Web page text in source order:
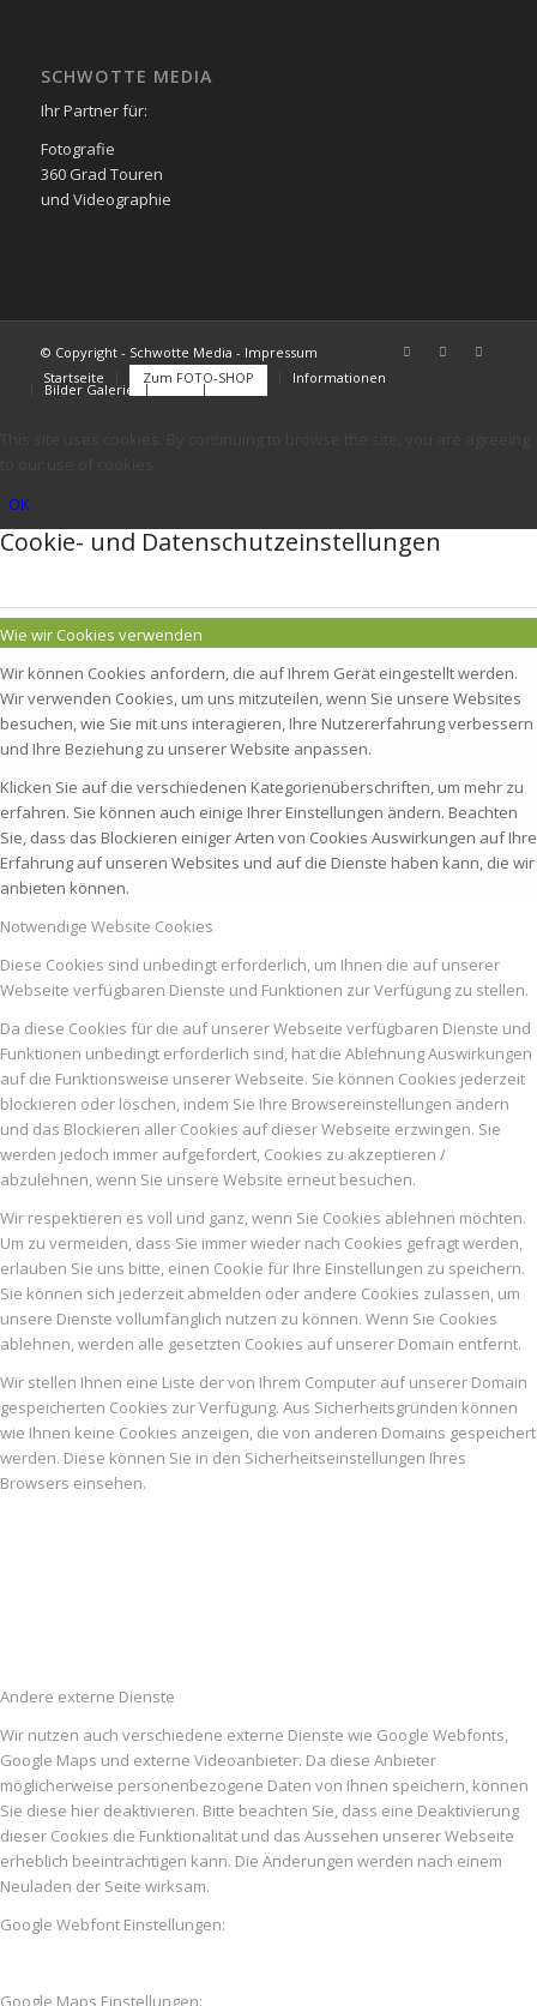
SCHWOTTE MEDIA
Ihr Partner für:
Fotografie
360 Grad Touren
und Videographie
© Copyright - Schwotte Media - Impressum
Startseite
Zum FOTO-SHOP Informationen
Bilder Galerie
OK
Cookie- und Datenschutzeinstellungen
Wie wir Cookies verwenden
Wir können Cookies anfordern, die auf Ihrem Gerät eingestellt werden.
Wir verwenden Cookies, um uns mitzuteilen, wenn Sie unsere Websites
besuchen, wie Sie mit uns interagieren, Ihre Nutzererfahrung verbessern
und Ihre Beziehung zu unserer Website anpassen.
Klicken Sie auf die verschiedenen Kategorienüberschriften, um mehr zu
erfahren. Sie können auch einige Ihrer Einstellungen ändern. Beachten
Sie, dass das Blockieren einiger Arten von Cookies Auswirkungen auf Ihre
Erfahrung auf unseren Websites und auf die Dienste haben kann, die wir
anbieten können.
Notwendige Website Cookies
Diese Cookies sind unbedingt erforderlich, um Ihnen die auf unserer
Webseite verfügbaren Dienste und Funktionen zur Verfügung zu stellen.
Da diese Cookies für die auf unserer Webseite verfügbaren Dienste und
Funktionen unbedingt erforderlich sind, hat die Ablehnung Auswirkungen
auf die Funktionsweise unserer Webseite. Sie können Cookies jederzeit
blockieren oder löschen, indem Sie Ihre Browsereinstellungen ändern
und das Blockieren aller Cookies auf dieser Webseite erzwingen. Sie
werden jedoch immer aufgefordert, Cookies zu akzeptieren /
abzulehnen, wenn Sie unsere Website erneut besuchen.
Wir respektieren es voll und ganz, wenn Sie Cookies ablehnen möchten.
Um zu vermeiden, dass Sie immer wieder nach Cookies gefragt werden,
erlauben Sie uns bitte, einen Cookie für Ihre Einstellungen zu speichern.
Sie können sich jederzeit abmelden oder andere Cookies zulassen, um
unsere Dienste vollumfänglich nutzen zu können. Wenn Sie Cookies
ablehnen, werden alle gesetzten Cookies auf unserer Domain entfernt.
Wir stellen Ihnen eine Liste der von Ihrem Computer auf unserer Domain
gespeicherten Cookies zur Verfügung. Aus Sicherheitsgründen können
wie Ihnen keine Cookies anzeigen, die von anderen Domains gespeichert
werden. Diese können Sie in den Sicherheitseinstellungen Ihres
Browsers einsehen.
Andere externe Dienste
Wir nutzen auch verschiedene externe Dienste wie Google Webfonts,
Google Maps und externe Videoanbieter. Da diese Anbieter
möglicherweise personenbezogene Daten von Ihnen speichern, können
Sie diese hier deaktivieren. Bitte beachten Sie, dass eine Deaktivierung
dieser Cookies die Funktionalität und das Aussehen unserer Webseite
erheblich beeinträchtigen kann. Die Änderungen werden nach einem
Neuladen der Seite wirksam.
Google Webfont Einstellungen:
Google Maps Einstellungen: